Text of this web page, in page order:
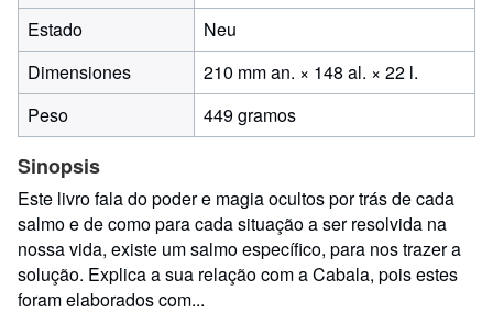
Estado
Neu
Dimensiones
210 mm an. × 148 al. × 22 l.
de
por
de
alto
por
22
de
Peso 449 gramos
Sinopsis
Este livro fala do poder e magia ocultos por trás de cada
salmo e de como para cada situação a ser resolvida na
nossa vida, existe um salmo específico, para nos trazer a
solução. Explica a sua relação com a Cabala, pois estes
foram elaborados com...